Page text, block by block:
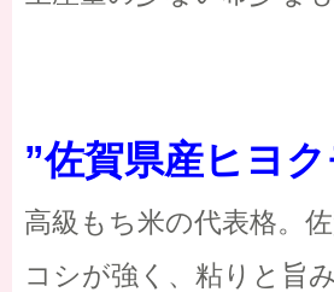
”佐賀県産ヒヨ
高級もち米の代表格。
コシが強く、粘りと旨